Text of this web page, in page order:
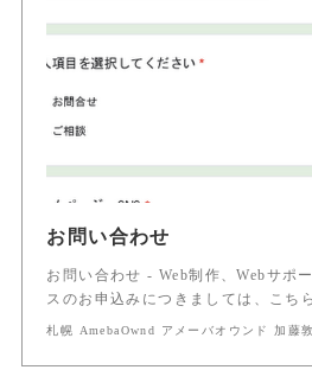
お問い合わせ
お問い合わせ - Web制作、Webサポ
スのお申込みにつきましては、こち
札幌 AmebaOwnd アメーバオウンド 加藤